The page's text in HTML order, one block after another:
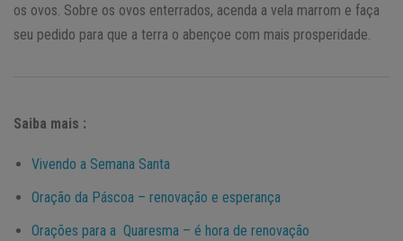
os ovos. Sobre os ovos enterrados, acenda a vela marrom e faça
seu pedido para que a terra o abençoe com mais prosperidade.
Saiba mais :
Vivendo a Semana Santa
Oração da Páscoa – renovação e esperança
Orações para a Quaresma – é hora de renovação